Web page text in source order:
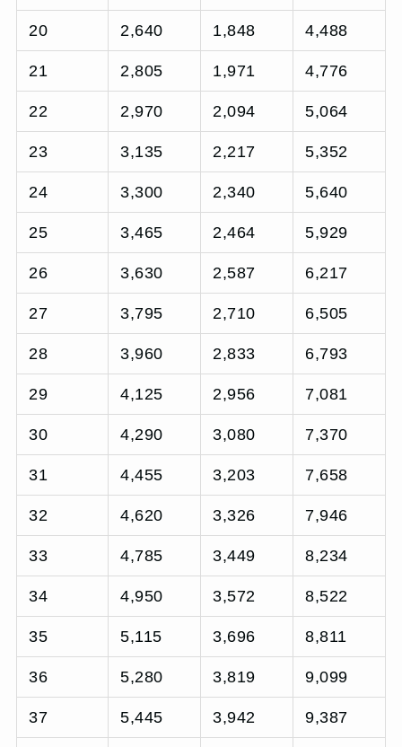
20 2,640 1,848 4,488
21 2,805 1,971 4,776
22 2,970 2,094 5,064
23 3,135 2,217 5,352
24 3,300 2,340 5,640
25 3,465 2,464 5,929
26 3,630 2,587 6,217
27 3,795 2,710 6,505
28 3,960 2,833 6,793
29 4,125 2,956 7,081
30 4,290 3,080 7,370
31 4,455 3,203 7,658
32 4,620 3,326 7,946
33 4,785 3,449 8,234
34 4,950 3,572 8,522
35 5,115 3,696 8,811
36 5,280 3,819 9,099
37 5,445 3,942 9,387